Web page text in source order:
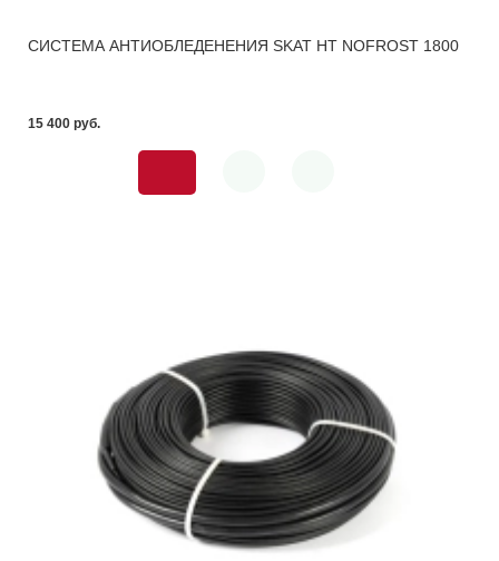
СИСТЕМА АНТИОБЛЕДЕНЕНИЯ SKAT HT NOFROST 1800
15 400 pуб.